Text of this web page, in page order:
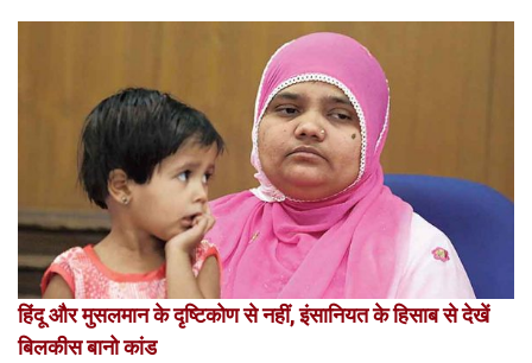
हिंदू और मुसलमान के दृष्टिकोण से नहीं, इंसानियत के हिसाब से देखें
बिलकीस बानो कांड